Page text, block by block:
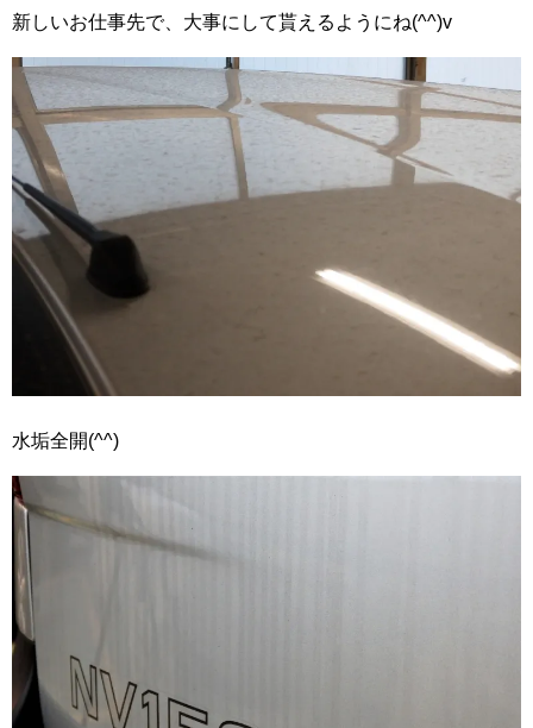
新しいお仕事先で、大事にして貰えるようにね(^^)v
水垢全開(^^)